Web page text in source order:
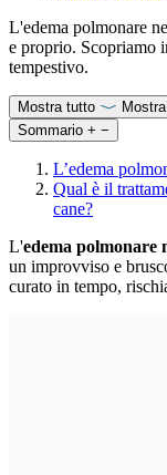
L'edema polmonare
e proprio. Scopriamo
tempestivo.
Mostra tutto
Sommario + −
L’edema
Qual è il
cane?
L'edema polmonare
un improvviso e
curato in tempo,